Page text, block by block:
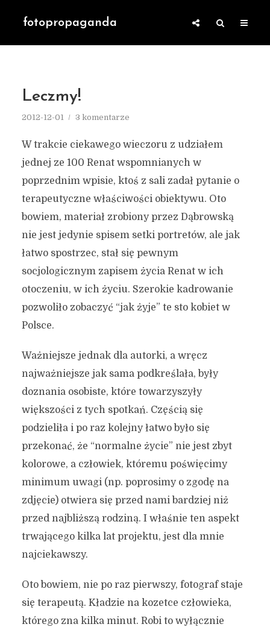
fotopropaganda
Leczmy!
2012-12-01 3 komentarze
W trakcie ciekawego wieczoru z udziałem
jednej ze 100 Renat wspomnianych w
poprzednim wpisie, ktoś z sali zadał pytanie o
terapeutyczne właściwości obiektywu. Oto
bowiem, materiał zrobiony przez Dąbrowską
nie jest jedynie spisem setki portretów, ale jak
łatwo spostrzec, stał się pewnym
socjologicznym zapisem życia Renat w ich
otoczeniu, w ich życiu. Szerokie kadrowanie
pozwoliło zobaczyć “jak żyje” te sto kobiet w
Polsce.
Ważniejsze jednak dla autorki, a wręcz
najważniejsze jak sama podkreślała, były
doznania osobiste, które towarzyszyły
większości z tych spotkań. Częścią się
podzieliła i po raz kolejny łatwo było się
przekonać, że “normalne życie” nie jest zbyt
kolorowe, a człowiek, któremu poświęcimy
minimum uwagi (np. poprosimy o zgodę na
zdjęcie) otwiera się przed nami bardziej niż
przed najbliższą rodziną. I właśnie ten aspekt
trwającego kilka lat projektu, jest dla mnie
najciekawszy.
Oto bowiem, nie po raz pierwszy, fotograf staje
się terapeutą. Kładzie na kozetce człowieka,
którego zna kilka minut. Robi to wyłącznie